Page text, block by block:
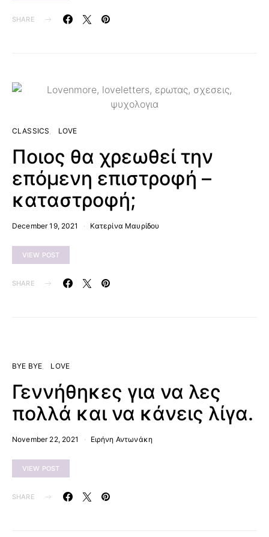
SHARE
CLASSICS LOVE
Ποιος θα χρεωθεί την
επόμενη επιστροφή –
καταστροφή;
December 19, 2021 Κατερίνα Μαυρίδου
VIEW POST
SHARE
BYE BYE LOVE
Γεννήθηκες για να λες
πολλά και να κάνεις λίγα.
November 22, 2021 Ειρήνη Αντωνάκη
VIEW POST
SHARE